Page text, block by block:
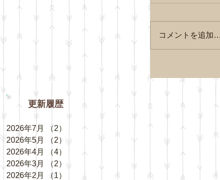
コメントを追加
更新履歴
2026年7月 （2）
2件の記事
2026年5月
（2）2件の記事
2026年4月
（4）
4件の記事
2026年3月
（2） 2件の記事
2026年2月
（1）
1件の記事